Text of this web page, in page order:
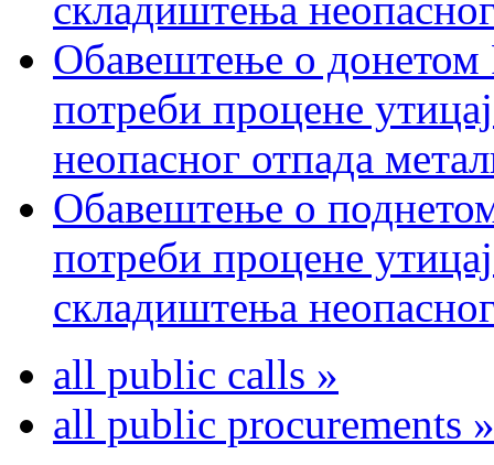
Обавештење о
потреби процене
неопасног отпада
Обавештење о
потреби процене
складиштења
all public calls »
all public procurements »